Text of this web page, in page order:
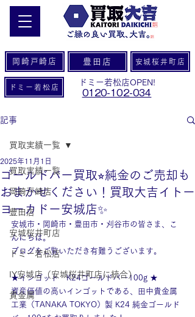
岡崎戸崎店 豊田店 安城桜井町店
ドミー若松店
ドミー若松店OPEN!
0120-102-034
記事
買取実績一覧
岡崎戸崎店
豊田店
安城桜井町店
ドミー若松店
IY安城店（安城桜井町店に統合）
貴金属
買取実績一覧
ゴールドバー買取⭐︎純金のご売却も
おまかせください！買取大吉イトー
ヨーカドー安城店✨
2025年11月1日
安城市・岡崎市・豊田市・刈谷市の皆さま、こ
んにちは。
ブログをご覧いただき有難うございます。
★インゴット　K24ゴールドバー100g ★
資産価値の高いインゴットである、田中貴金属
工業（TANAKA TOKYO）製 K24 純金ゴールド